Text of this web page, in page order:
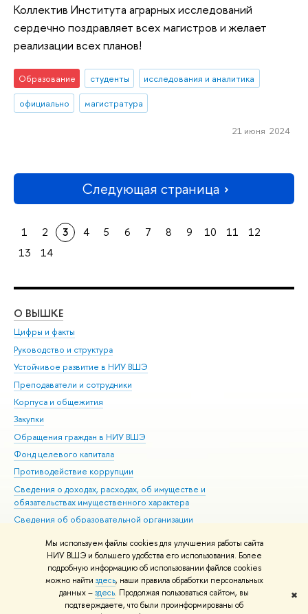
Мы используем файлы cookies для улучшения работы сайта
НИУ ВШЭ и большего удобства его использования. Более
подробную информацию об использовании файлов cookies
можно найти здесь, наши правила обработки персональных
данных –здесь. Продолжая пользоваться сайтом, вы
подтверждаете, что были проинформированы об
✖
Коллектив Института аграрных исследований
сердечно поздравляет всех магистров и желает
реализации всех планов!
Образование студенты
исследования и аналитика
официально
магистратура
21 июня 2024
Следующая страница
1 2 3 4 5 6 7 8 9 10 11
12
13
14
О ВЫШКЕ
Цифры и факты
Руководство и структура
Устойчивое развитие в НИУ ВШЭ
Преподаватели и сотрудники
Корпуса и общежития
Закупки
Обращения граждан в НИУ ВШЭ
Фонд целевого капитала
Противодействие коррупции
Сведения о доходах, расходах, об имуществе и
обязательствах имущественного характера
Сведения об образовательной организации
Людям с ограниченными возможностями здоровья
Единая платежная страница
Работа в Вышке